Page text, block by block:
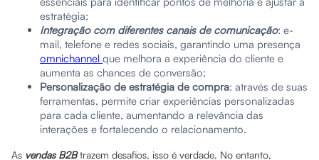
estratégia;
Integração com diferentes canais de comunicação: e-
mail, telefone e redes sociais, garantindo uma presença
omnichannel que melhora a experiência do cliente e
aumenta as chances de conversão;
Personalização de estratégia de compra: através de suas
ferramentas, permite criar experiências personalizadas
para cada cliente, aumentando a relevância das
interações e fortalecendo o relacionamento.
As vendas B2Btrazem desafios, isso é verdade. No entanto,